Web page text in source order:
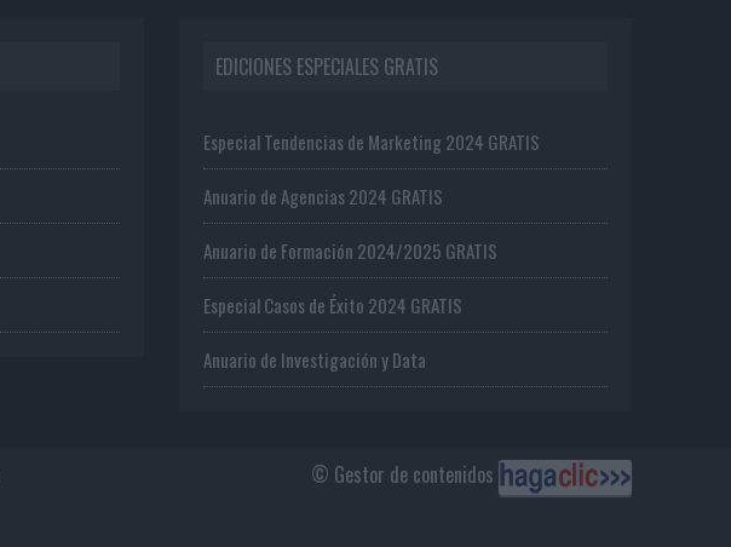
EDICIONES ESPECIALES GRATIS
Especial Tendencias de Marketing 2024 GRATIS
Anuario de Agencias 2024 GRATIS
Anuario de Formación 2024/2025 GRATIS
Especial Casos de Éxito 2024 GRATIS
Anuario de Investigación y Data
© Gestor de contenidos